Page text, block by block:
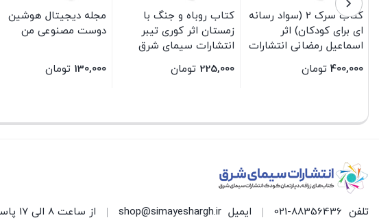
کتاب سرک 2 (سواد رسانه
ای برای کودکان) اثر
اسماعیل رمضانی انتشارات
سیمای شرق
400,000 تومان
کتاب روباه و جنگ با
زمستان اثر کوری تیبر
انتشارات سیمای شرق
225,000 تومان
مجله دیجیتال هوشین
دوست مصنوعی من
130,000 تومان
تلفن 021-88356436 ایمیل shop@simayeshargh.ir از ساعت 8 الی 17 پاسخگوی شما هستیم.